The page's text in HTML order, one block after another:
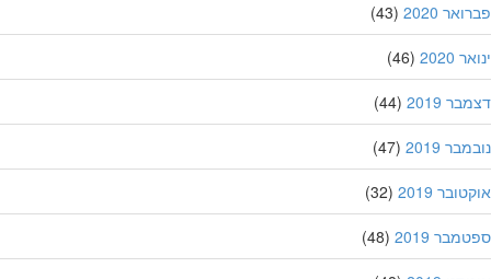
2020
(43)
2020
(46)
2019
(44)
2019
(47)
2019
(32)
2019
(48)